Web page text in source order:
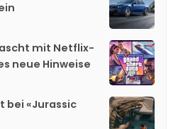
mit Netflix-
neue Hinweise
bei «Jurassic